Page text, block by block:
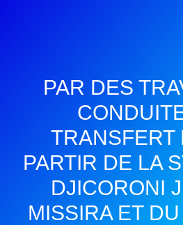
PAR DES
TRANSFERT
PARTIR DE LA
DJICORONI
MISSIRA ET